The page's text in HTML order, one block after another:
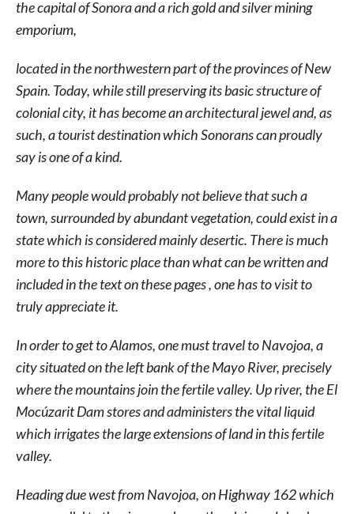
the capital of Sonora and a rich gold and silver mining
emporium,
located in the northwestern part of the provinces of New
Spain. Today, while still preserving its basic structure of
colonial city, it has become an architectural jewel and, as
such, a tourist destination which Sonorans can proudly
say is one of a kind.
Many people would probably not believe that such a
town, surrounded by abundant vegetation, could exist in a
state which is considered mainly desertic. There is much
more to this historic place than what can be written and
included in the text on these pages , one has to visit to
truly appreciate it.
In order to get to Alamos, one must travel to Navojoa, a
city situated on the left bank of the Mayo River, precisely
where the mountains join the fertile valley. Up river, the El
Mocúzarit Dam stores and administers the vital liquid
which irrigates the large extensions of land in this fertile
valley.
Heading due west from Navojoa, on Highway 162 which